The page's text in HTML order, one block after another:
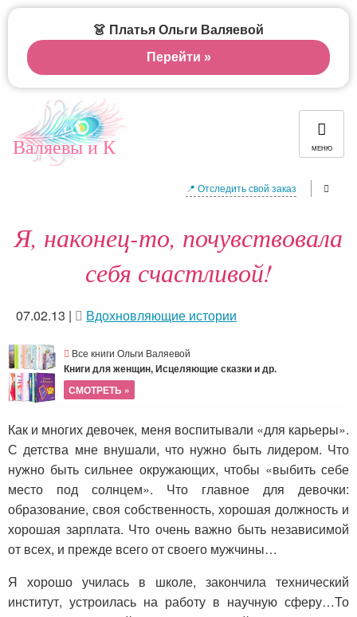
Валяевы и К МЕНЮ
📍 Отследить свой заказ
Я, наконец-то, почувствовала
себя счастливой!
07.02.13 | Вдохновляющие истории
Все книги Ольги Валяевой
Книги для женщин, Исцеляющие сказки и др.
СМОТРЕТЬ »
Как и многих девочек, меня воспитывали «для карьеры».
С детства мне внушали, что нужно быть лидером. Что
нужно быть сильнее окружающих, чтобы «выбить себе
место под солнцем». Что главное для девочки:
образование, своя собственность, хорошая должность и
хорошая зарплата. Что очень важно быть независимой
от всех, и прежде всего от своего мужчины…
Я хорошо училась в школе, закончила технический
институт, устроилась на работу в научную сферу…То
👗 Платья Ольги Валяевой
Перейти »